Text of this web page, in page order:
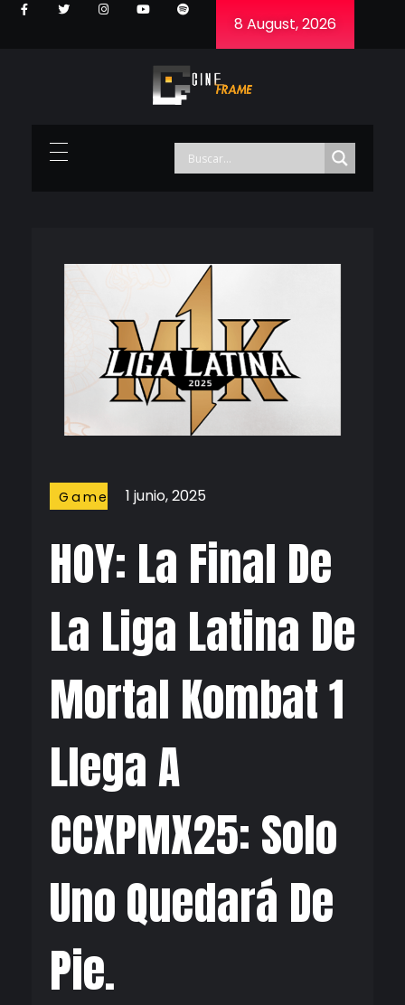
8 August, 2026
HOY: La Final De
La Liga Latina De
Mortal Kombat 1
Llega A
CCXPMX25: Solo
Uno Quedará De
Pie.
1 junio, 2025
Gamer